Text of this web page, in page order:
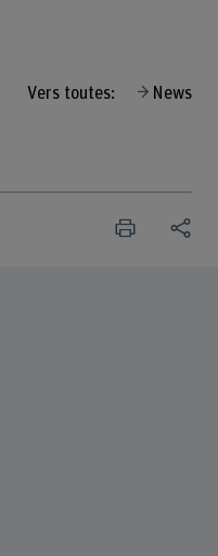
Vers toutes: News